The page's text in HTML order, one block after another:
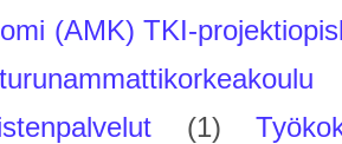
(AMK) TKI-
turunammattikorkeakoulu
(1)